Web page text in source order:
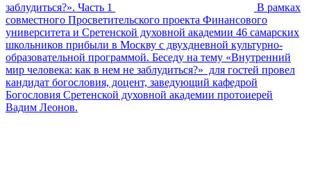
заблудиться?». Часть 1
В рамках
совместного Просветительского проекта Финансового
университета и Сретенской духовной академии 46 самарских
школьников прибыли в Москву с двухдневной культурно-
образовательной программой. Беседу на тему «Внутренний
мир человека: как в нем не заблудиться?» для гостей провел
кандидат богословия, доцент, заведующий кафедрой
Богословия Сретенской духовной академии протоиерей
Вадим Леонов.